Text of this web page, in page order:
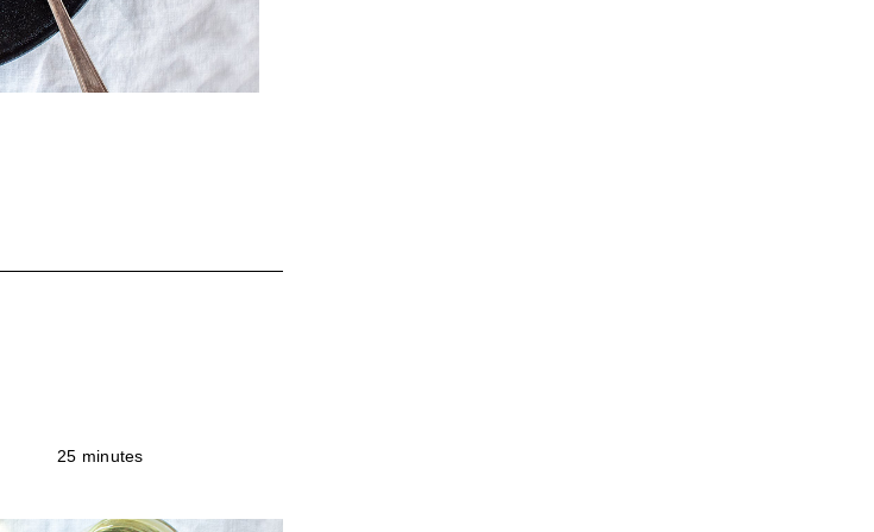
25 minutes